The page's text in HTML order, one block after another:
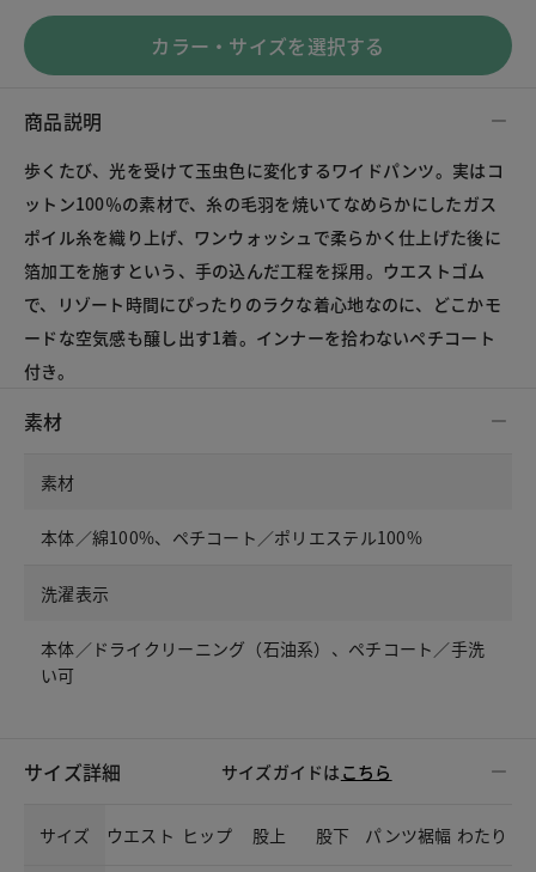
カラー・サイズを選択する
商品説明
歩くたび、光を受けて玉虫色に変化するワイドパンツ。実はコ
ットン100％の素材で、糸の毛羽を焼いてなめらかにしたガス
ポイル糸を織り上げ、ワンウォッシュで柔らかく仕上げた後に
箔加工を施すという、手の込んだ工程を採用。ウエストゴム
で、リゾート時間にぴったりのラクな着心地なのに、どこかモ
ードな空気感も醸し出す1着。インナーを拾わないペチコート
付き。
素材
素材
本体／綿100%、ペチコート／ポリエステル100%
洗濯表示
本体／ドライクリーニング（石油系）、ペチコート／手洗
い可
サイズ詳細 サイズガイドは こちら
サイズ ウエスト ヒップ 股上 股下 パンツ裾幅 わたり